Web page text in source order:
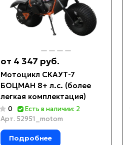
от 4 347 руб.
Мотоцикл СКАУТ-7
БОЦМАН 8+ л.с. (более
легкая комплектация)
0
Есть в наличии: 2
Арт. 52951_motom
Подробнее